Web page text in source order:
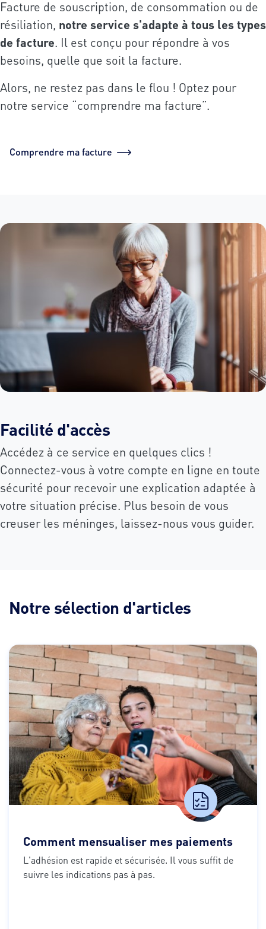
Facture de souscription, de consommation ou de
résiliation, notre service s'adapte à tous les types
de facture. Il est conçu pour répondre à vos
besoins, quelle que soit la facture.
Alors, ne restez pas dans le flou ! Optez pour
notre service “comprendre ma facture”.
Comprendre ma facture
Facilité d'accès
Accédez à ce service en quelques clics !
Connectez-vous à votre compte en ligne en toute
sécurité pour recevoir une explication adaptée à
votre situation précise. Plus besoin de vous
creuser les méninges, laissez-nous vous guider.
Notre sélection d'articles
Comment mensualiser mes paiements
L'adhésion est rapide et sécurisée. Il vous suffit de
suivre les indications pas à pas.